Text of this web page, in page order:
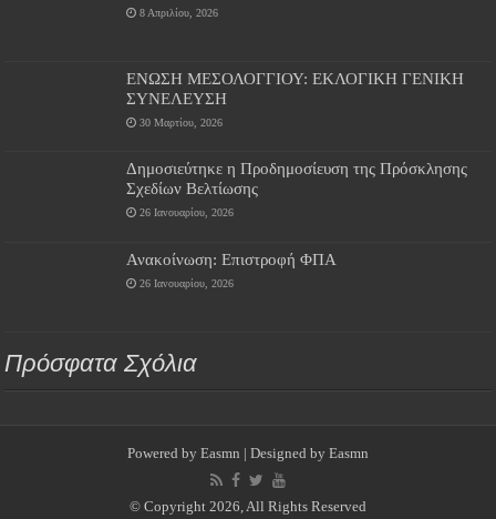
8 Απριλίου, 2026
ΕΝΩΣΗ ΜΕΣΟΛΟΓΓΙΟΥ: ΕΚΛΟΓΙΚΗ ΓΕΝΙΚΗ
ΣΥΝΕΛΕΥΣΗ
30 Μαρτίου, 2026
Δημοσιεύτηκε η Προδημοσίευση της Πρόσκλησης
Σχεδίων Βελτίωσης
26 Ιανουαρίου, 2026
Ανακοίνωση: Επιστροφή ΦΠΑ
26 Ιανουαρίου, 2026
Πρόσφατα Σχόλια
Powered by Easmn | Designed by Easmn
© Copyright 2026, All Rights Reserved